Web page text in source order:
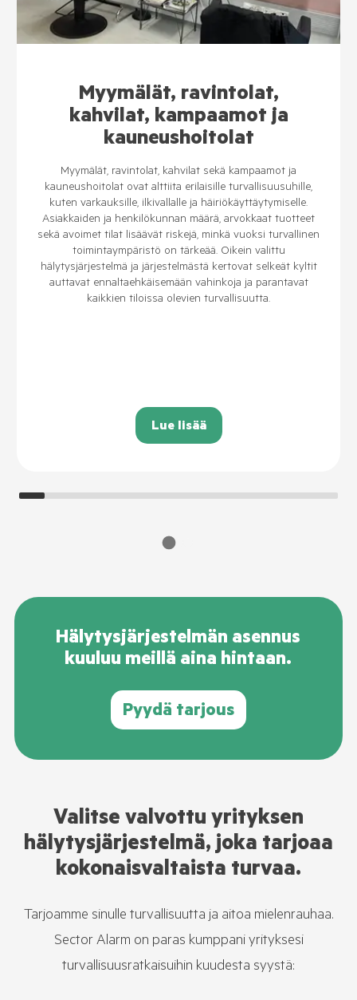
Myymälät, ravintolat,
kahvilat, kampaamot ja
kauneushoitolat
Myymälät, ravintolat, kahvilat sekä kampaamot ja
kauneushoitolat ovat alttiita erilaisille turvallisuusuhille,
kuten varkauksille, ilkivallalle ja häiriökäyttäytymiselle.
Asiakkaiden ja henkilökunnan määrä, arvokkaat tuotteet
sekä avoimet tilat lisäävät riskejä, minkä vuoksi turvallinen
toimintaympäristö on tärkeää. Oikein valittu
hälytysjärjestelmä ja järjestelmästä kertovat selkeät kyltit
auttavat ennaltaehkäisemään vahinkoja ja parantavat
kaikkien tiloissa olevien turvallisuutta.
Lue lisää
Hälytysjärjestelmän asennus
kuuluu meillä aina hintaan.
Pyydä tarjous
Valitse valvottu yrityksen
hälytysjärjestelmä, joka tarjoaa
kokonaisvaltaista turvaa.
Tarjoamme sinulle turvallisuutta ja aitoa mielenrauhaa.
Sector Alarm on paras kumppani yrityksesi
turvallisuusratkaisuihin kuudesta syystä: